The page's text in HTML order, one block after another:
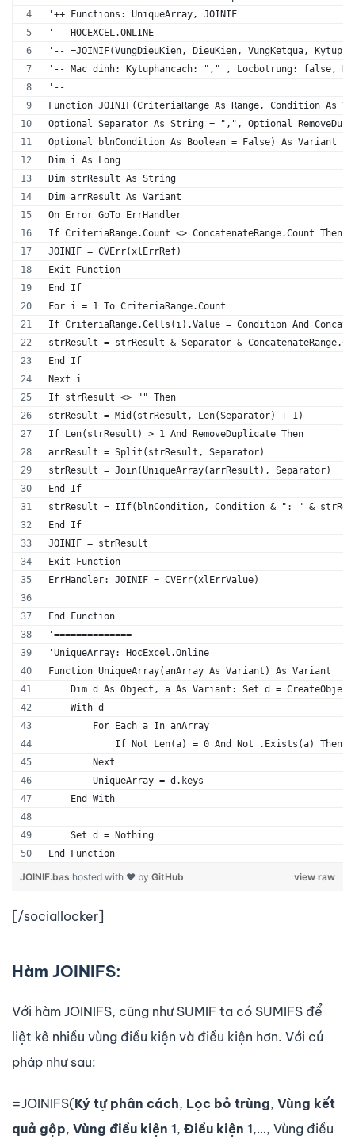
'++ Functions: UniqueArray, JOINIF
'-- HOCEXCEL.ONLINE
'-- =JOINIF(VungDieuKien, DieuKien, VungKetqua,
'-- Mac dinh: Kytuphancach: "," , Locbotrung: false,
'--
Function JOINIF(CriteriaRange As Range, Condition As
Optional Separator As String = ",", Optional
Optional blnCondition As Boolean = False) As Variant
Dim i As Long
Dim strResult As String
Dim arrResult As Variant
On Error GoTo ErrHandler
If CriteriaRange.Count <> ConcatenateRange.Count Then
JOINIF = CVErr(xlErrRef)
Exit Function
End If
For i = 1 To CriteriaRange.Count
If CriteriaRange.Cells(i).Value = Condition And
strResult = strResult & Separator &
End If
Next i
If strResult <> "" Then
strResult = Mid(strResult, Len(Separator) + 1)
If Len(strResult) > 1 And RemoveDuplicate Then
arrResult = Split(strResult, Separator)
strResult = Join(UniqueArray(arrResult), Separator)
End If
strResult = IIf(blnCondition, Condition & ": " &
End If
JOINIF = strResult
Exit Function
ErrHandler: JOINIF = CVErr(xlErrValue)
End Function
'==============
'UniqueArray: HocExcel.Online
Function UniqueArray(anArray As Variant) As Variant
Dim d As Object, a As Variant: Set d =
    With d
        For Each a In anArray
If Not Len(a) = 0 And Not .Exists(a) Then
        Next
        UniqueArray = d.keys
    End With
    Set d = Nothing
End Function
view raw
JOINIF.bas hosted with ❤ by GitHub
[/sociallocker]
Hàm JOINIFS:
Với hàm JOINIFS, cũng như SUMIF ta có SUMIFS để
liệt kê nhiều vùng điều kiện và điều kiện hơn. Với cú
pháp như sau:
=JOINIFS(Ký tự phân cách, Lọc bỏ trùng, Vùng kết
quả gộp, Vùng điều kiện 1, Điều kiện 1,…, Vùng điều